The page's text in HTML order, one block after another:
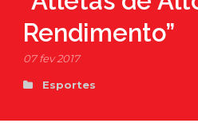
Rendimento”
07 fev 2017
Esportes